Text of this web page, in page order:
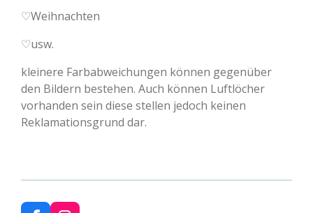
♡Weihnachten
♡usw.
kleinere Farbabweichungen können gegenüber
den Bildern bestehen. Auch können Luftlöcher
vorhanden sein diese stellen jedoch keinen
Reklamationsgrund dar.